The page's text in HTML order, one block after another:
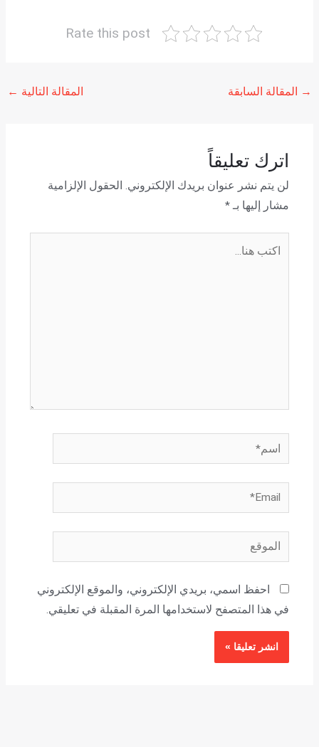
Rate this post
→ المقالة السابقة المقالة التالية ←
اترك تعليقاً
لن يتم نشر عنوان بريدك الإلكتروني. الحقول الإلزامية
مشار إليها بـ*
اسم*
Email*
الموقع
احفظ اسمي، بريدي الإلكتروني، والموقع الإلكتروني
في هذا المتصفح لاستخدامها المرة المقبلة في تعليقي.